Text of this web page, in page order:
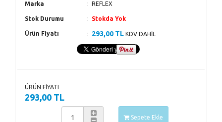
Marka REFLEX
Stok Durumu Stokda Yok
Ürün Fiyatı 293,00 TL KDV DAHİL
ÜRÜN FİYATI
293,00 TL
Sepete Ekle